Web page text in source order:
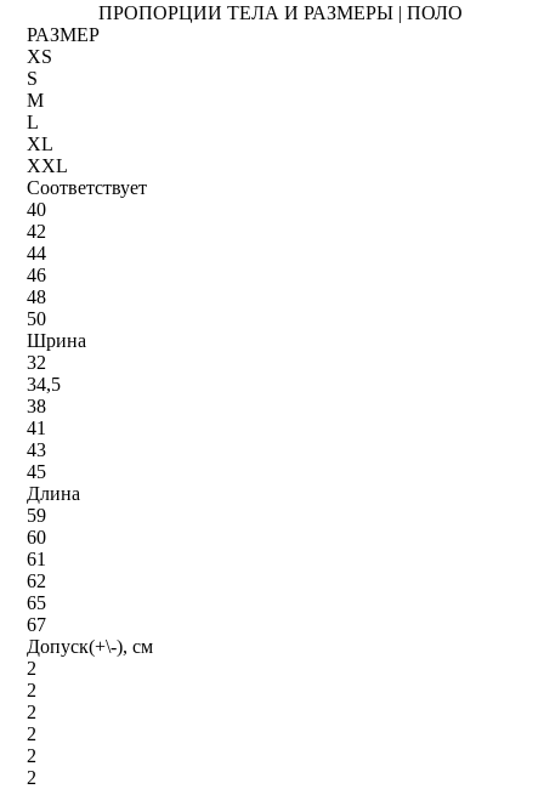
ПРОПОРЦИИ ТЕЛА И РАЗМЕРЫ | ПОЛО
РАЗМЕР
XS
S
M
L
XL
XXL
Соответствует
40
42
44
46
48
50
Шрина
32
34,5
38
41
43
45
Длина
59
60
61
62
65
67
Допуск(+\-), см
2
2
2
2
2
2